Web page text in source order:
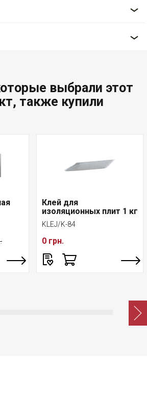
выбрали этот
также купили
Клей для
изоляционных плит 1 кг
KLEJ/K-84
0 грн.